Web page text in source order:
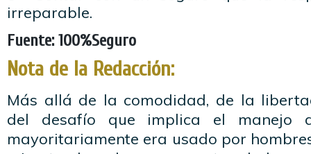
irreparable.
Fuente: 100%Seguro
Nota de la Redacción:
Más allá de la comodidad, de la
del desafío que implica el manejo
mayoritariamente era usado por